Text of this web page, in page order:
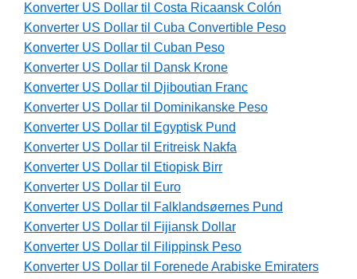
Konverter US Dollar til Costa Ricaansk Colón
Konverter US Dollar til Cuba Convertible Peso
Konverter US Dollar til Cuban Peso
Konverter US Dollar til Dansk Krone
Konverter US Dollar til Djiboutian Franc
Konverter US Dollar til Dominikanske Peso
Konverter US Dollar til Egyptisk Pund
Konverter US Dollar til Eritreisk Nakfa
Konverter US Dollar til Etiopisk Birr
Konverter US Dollar til Euro
Konverter US Dollar til Falklandsøernes Pund
Konverter US Dollar til Fijiansk Dollar
Konverter US Dollar til Filippinsk Peso
Konverter US Dollar til Forenede Arabiske Emiraters